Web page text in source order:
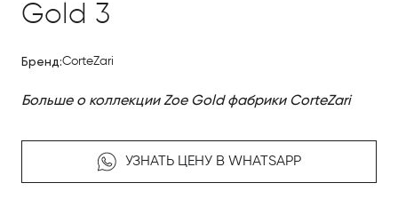
Gold 3
Бренд:CorteZari
Больше о коллекции Zoe Gold фабрики CorteZari
УЗНАТЬ ЦЕНУ В WHATSAPP